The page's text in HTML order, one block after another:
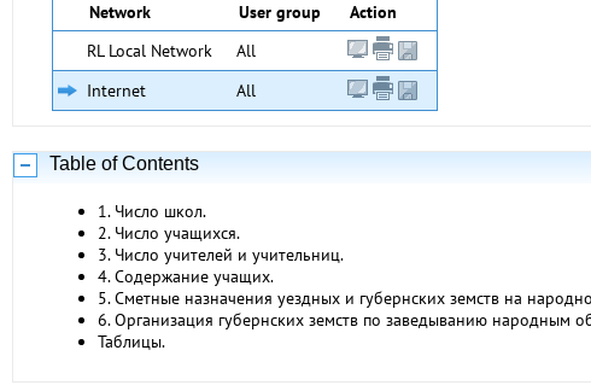
Network User group
Action
RL Local Network
All
Internet
All
Table of Contents
1. Число школ.
2. Число учащихся.
3. Число учителей и учительниц.
4. Содержание учащих.
5. Сметные назначения уездных и губернских земств на
6. Организация губернских земств по заведыванию народным
Таблицы.